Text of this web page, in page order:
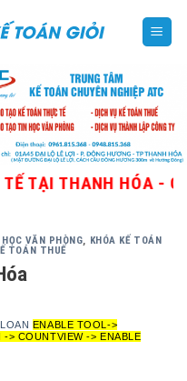
THANH HÓA - GIÁO
VĂN PHÒNG, KHÓA KẾ TOÁN
TOÁN THUẾ
ENABLE TOOL->
> COUNTVIEW -> ENABLE